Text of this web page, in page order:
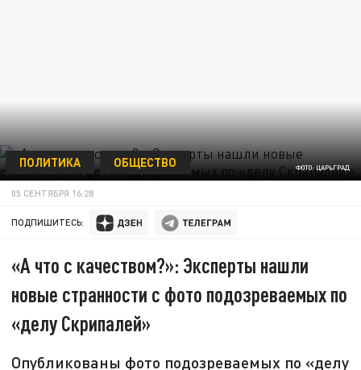
ФОТО: ЦАРЬГРАД
ПОЛИТИКА ОБЩЕСТВО
05 СЕНТЯБРЯ 16:28
ПОДПИШИТЕСЬ:
«А что с качеством?»: Эксперты нашли
новые странности с фото подозреваемых по
«делу Скрипалей»
Опубликованы фото подозреваемых по «делу